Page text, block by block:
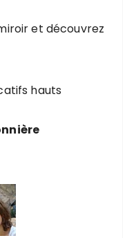
et découvrez
hauts